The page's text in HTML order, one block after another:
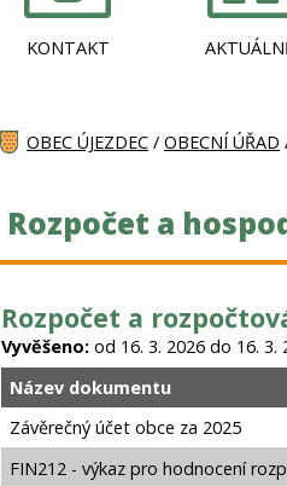
KONTAKT
OBEC ÚJEZDEC /OBECNÍ ÚŘAD
Rozpočet a
Rozpočet a
Vyvěšeno:od 16. 3. 2026 do 16. 3.
Název dokumentu
Závěrečný účet obce za 2025
FIN212 - výkaz pro hodnocení